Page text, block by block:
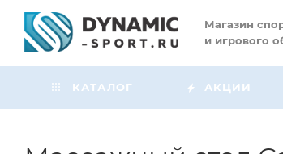
Магазин
и игрового
КАТАЛОГ АКЦИИ